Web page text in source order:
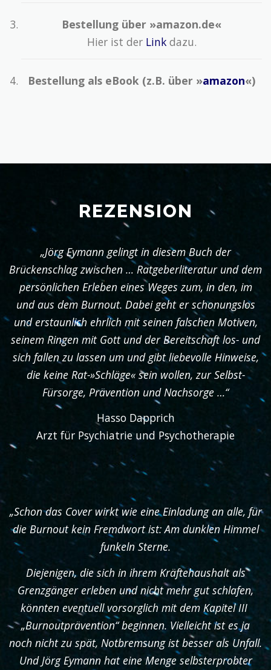
Bestellung über »amazon.de«
Hier ist der Linkdazu.
Bestellung als eBook (z.B. über »amazon«)
REZENSION
„Jörg Eymann gelingt in diesem Buch der
Brückenschlag zwischen … Ratgeberliteratur und dem
persönlichen Erleben eines Weges zum, in den, im
und aus dem Burnout. Dabei geht er schonungslos
und erstaunlich ehrlich mit seinen falschen Motiven,
seinem Ringen mit Gott und der Bereitschaft los- und
sich fallen zu lassen um und gibt liebevolle Hinweise,
die keine Rat-»Schläge« sein wollen, zur Selbst-
Fürsorge, Prävention und Nachsorge …“
Hasso Dapprich
Arzt für Psychiatrie und Psychotherapie
„Schon das Cover wirkt wie eine Einladung an alle, für
die Burnout kein Fremdwort ist: Am dunklen Himmel
funkeln Sterne.
Diejenigen, die sich in ihrem Kräftehaushalt als
Grenzgänger erleben und nicht mehr gut schlafen,
könnten eventuell vorsorglich mit dem Kapitel III
„Burnoutprävention“ beginnen. Vielleicht ist es ja
noch nicht zu spät, Notbremsung ist besser als Unfall.
Und Jörg Eymann hat eine Menge selbsterprobter